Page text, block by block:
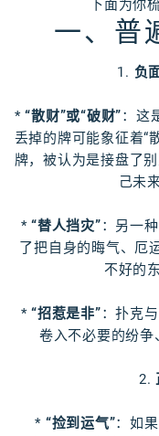
下面为你
一、普
1. 负
*“散财”或“破财”：这
丢掉的牌可能象征着“
牌，被认为是接盘了
己未
* “替人挡灾”：另一
了把自身的晦气、厄
不好的
* “招惹是非”：扑克
卷入不必要的纷争
2.
* “捡到运气”：如